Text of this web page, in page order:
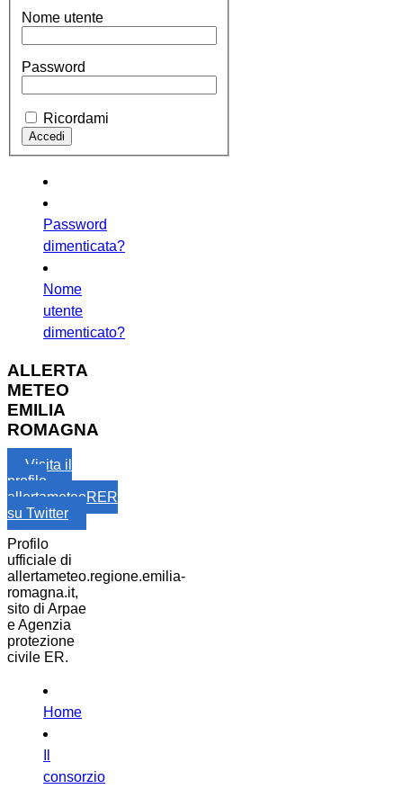
Nome utente
Password
Ricordami
Password
dimenticata?
Nome
utente
dimenticato?
ALLERTA
METEO
EMILIA
ROMAGNA
Visita il
profilo
allertameteoRER
su Twitter
Profilo
ufficiale di
allertameteo.regione.emilia-
romagna.it,
sito di Arpae
e Agenzia
protezione
civile ER.
Home
consorzio